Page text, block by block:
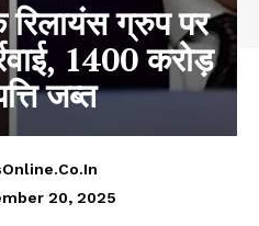
ग्रुप पर
1400 करोड़
जब्त
20, 2025